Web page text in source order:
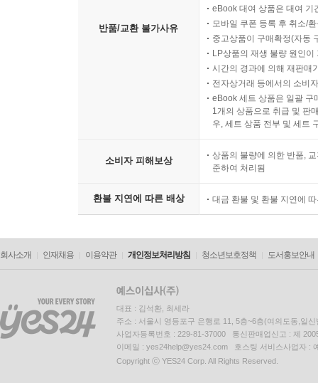
반품/교환 불가사유
eBook 대여 상품은 대여 기
모바일 쿠폰 등록 후 취소/
중고상품이 구매확정(자동
LP상품의 재생 불량 원인
시간의 경과에 의해 재판매
전자상거래 등에서의 소비
eBook 세트 상품은 일괄 구
1개의 상품으로 취급 및 판
우, 세트 상품 전부 및 세트
소비자 피해보상
상품의 불량에 의한 반품,
준하여 처리됨
환불 지연에 따른 배상 대금 환불 및 환불 지연에
회사소개 인재채용 이용약관 개인정보처리방침 청소년보호정책 도서홍보안내
대표 : 김석환, 최세라
주소 : 서울시 영등포구 은행로 11, 5층~6층(여의도동,일신
사업자등록번호 : 229-81-37000 통신판매업신고 : 제
이메일 : yes24help@yes24.com 호스팅 서비스사업자 :
Copyright ⓒ YES24 Corp. All Rights Reserved.